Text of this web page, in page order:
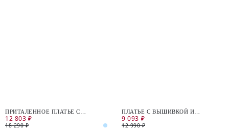
ПРИТАЛЕННОЕ ПЛАТЬЕ С
РАСТИТЕЛЬНЫМ ПРИНТОМ
12 803 ₽
18 290 ₽
ПЛАТЬЕ С ВЫШИВКОЙ И
ОТКРЫТЫМИ ПЛЕЧАМИ
9 093 ₽
12 990 ₽